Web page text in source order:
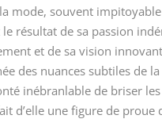
mode, souvent
résultat de sa passion
et de sa vision
des nuances subtiles de
inébranlable de briser
d’elle une figure de proue